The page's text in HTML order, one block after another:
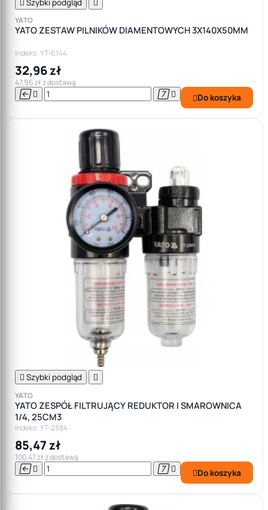
 Szybki podgląd 
YATO
YATO ZESTAW PILNIKÓW DIAMENTOWYCH 3X140X50MM
Indeks: YT-6144
32,96 zł
47,96 zł z dostawą
    Do koszyka
 Szybki podgląd 
YATO
YATO ZESPÓŁ FILTRUJĄCY REDUKTOR I SMAROWNICA
1/4, 25CM3
Indeks: YT-2384
85,47 zł
100,47 zł z dostawą
    Do koszyka